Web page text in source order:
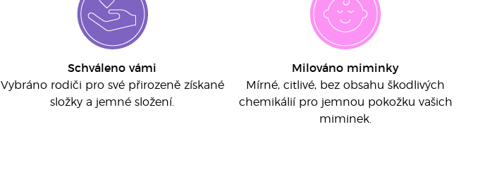
Schváleno vámi
Vybráno rodiči pro své přirozeně získané
složky a jemné složení.
Milováno miminky
Mírné, citlivé, bez obsahu škodlivých
chemikálií pro jemnou pokožku vašich
miminek.